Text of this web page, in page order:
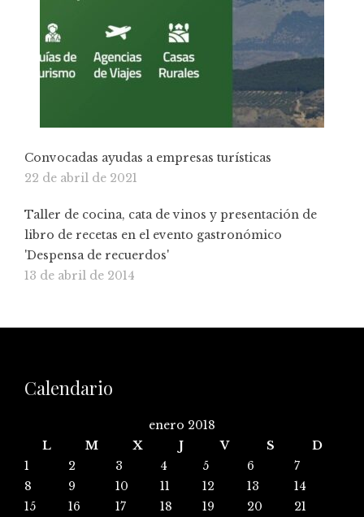
Convocadas ayudas a empresas turísticas
22 de abril de 2021
Taller de cocina, cata de vinos y presentación de
libro de recetas en el evento gastronómico
'Despensa de recuerdos'
13 de abril de 2014
Calendario
enero 2018
L
M X J V S
D
1
2 3 4 5 6
7
8
9 10 11 12 13
14
15
16 17 18 19 20
21